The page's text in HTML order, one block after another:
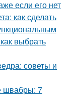
если его нет
как сделать
выбрать
советы и
швабры: 7